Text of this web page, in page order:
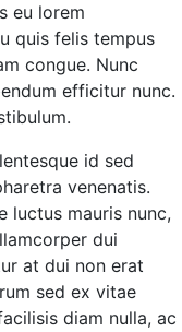
eu lorem
quis felis tempus
congue. Nunc
efficitur nunc.
id sed
venenatis.
luctus mauris nunc,
dui
at dui non erat
sed ex vitae
diam nulla, ac